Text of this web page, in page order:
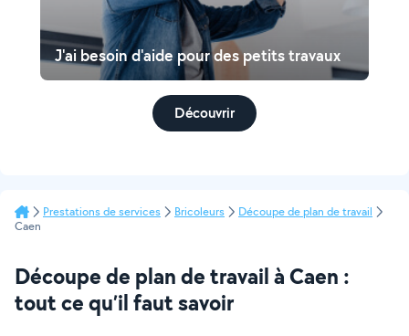
J'ai besoin d'aide pour des petits travaux
Découvrir
Prestations de services Bricoleurs
Découpe de plan de travail
Caen
Découpe de plan de travail à Caen :
tout ce qu’il faut savoir